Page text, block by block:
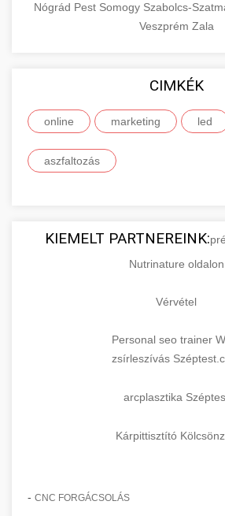
Nógrád Pest Somogy Szabolcs-
Veszprém Zala
CIMKÉK
online marketing led
aszfaltozás
KIEMELT PARTNEREINK:
Nutrinature oldalon
Vérvétel
Personal seo trainer
zsírleszívás
arcplasztika
Kárpittisztító
- CNC FORGÁCSOLÁS